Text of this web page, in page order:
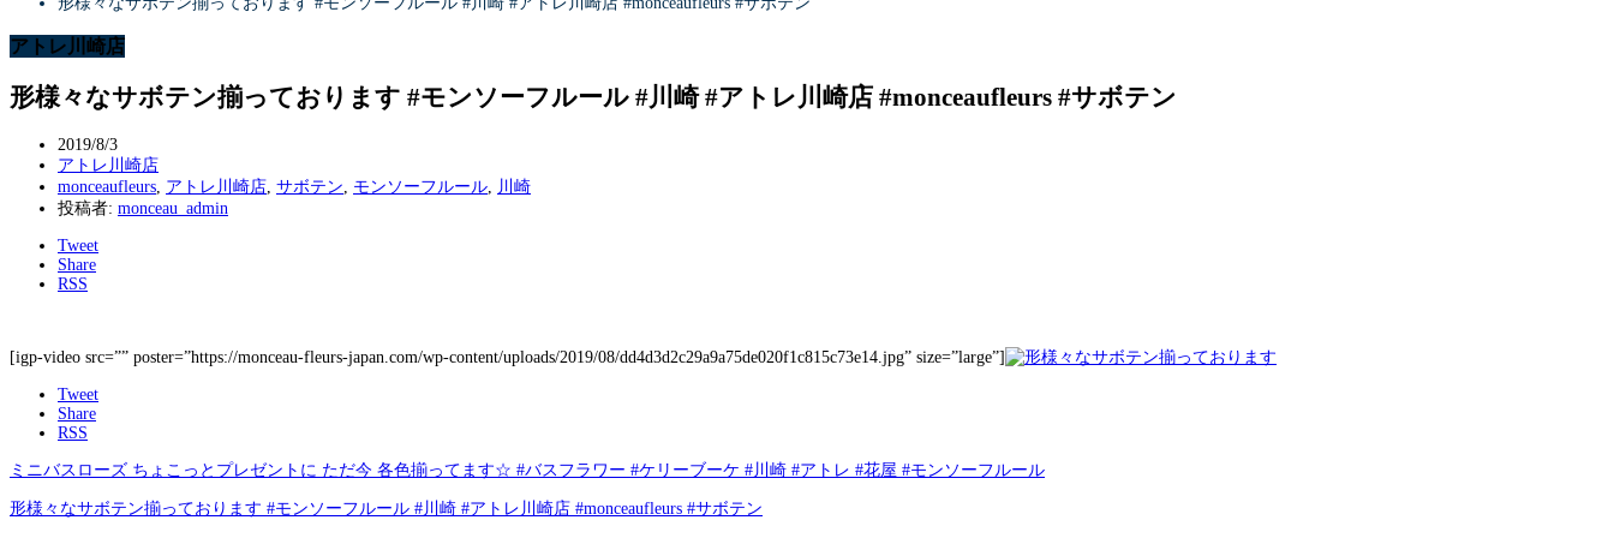
アトレ川崎店
形様々なサボテン揃っております #モンソーフルール #川崎 #アトレ川崎店 #monceaufleurs #サボテン
2019/8/3
アトレ川崎店
monceaufleurs アトレ川崎店 サボテン モンソーフルール
川崎
投稿者: monceau_admin
Tweet
Share
RSS
[igp-video src=”” poster=”https://monceau-fleurs-japan.com/wp-content/uploads/2019/08/dd4d3d2c29a9a75de020f1c815c73e14.jpg” size=”large”]
Tweet
Share
RSS
ミニバスローズ ちょこっとプレゼントに ただ今 各色揃ってます☆ #バスフラワー #ケリーブーケ #川崎 #アトレ #花屋 #モンソーフルール
形様々なサボテン揃っております #モンソーフルール #川崎 #アトレ川崎店 #monceaufleurs #サボテン